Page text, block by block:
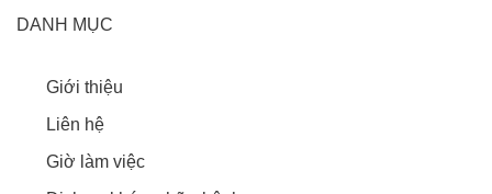
DANH MỤC
Giới thiệu
Liên hệ
Giờ làm việc